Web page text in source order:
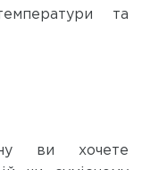
та
ви хочете